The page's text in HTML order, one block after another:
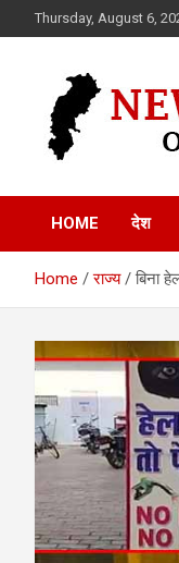
to
Thursday, August 6,
News
HOME देश
Home राज्य बिना